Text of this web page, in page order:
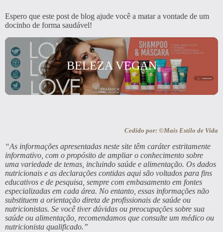
Espero que este post de blog ajude você a matar a vontade de um
docinho de forma saudável!
BELEZA VEGAN
Cedido por: ©Mais Estilo de Vida
“As informações apresentadas neste site têm caráter estritamente
informativo, com o propósito de ampliar o conhecimento sobre
uma variedade de temas, incluindo saúde e alimentação. Os dados
nutricionais e as declarações contidas aqui são voltados para fins
educativos e de pesquisa, sempre com embasamento em fontes
especializadas em cada área. No entanto, essas informações não
substituem a orientação direta de profissionais de saúde ou
nutricionistas. Se você tiver dúvidas ou preocupações sobre sua
saúde ou alimentação, recomendamos que consulte um médico ou
nutricionista qualificado.”